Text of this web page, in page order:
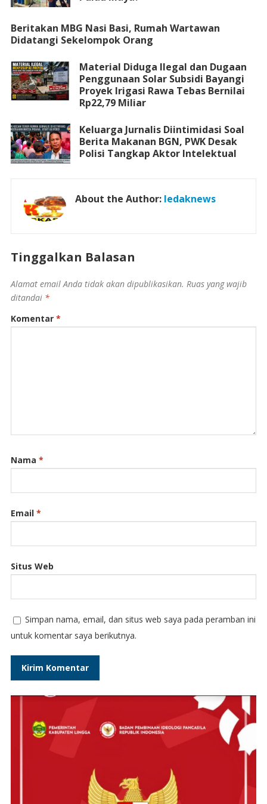
Beritakan MBG Nasi Basi, Rumah Wartawan
Didatangi Sekelompok Orang
Material Diduga Ilegal dan Dugaan
Penggunaan Solar Subsidi Bayangi
Proyek Irigasi Rawa Tebas Bernilai
Rp22,79 Miliar
Keluarga Jurnalis Diintimidasi Soal
Berita Makanan BGN, PWK Desak
Polisi Tangkap Aktor Intelektual
About the Author: ledaknews
Tinggalkan Balasan
Alamat email Anda tidak akan dipublikasikan. Ruas yang wajib
ditandai *
Komentar *
Nama *
Email *
Situs Web
Simpan nama, email, dan situs web saya pada peramban ini
untuk komentar saya berikutnya.